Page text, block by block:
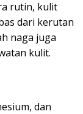
rutin, kulit
dari kerutan
naga juga
kulit.
dan